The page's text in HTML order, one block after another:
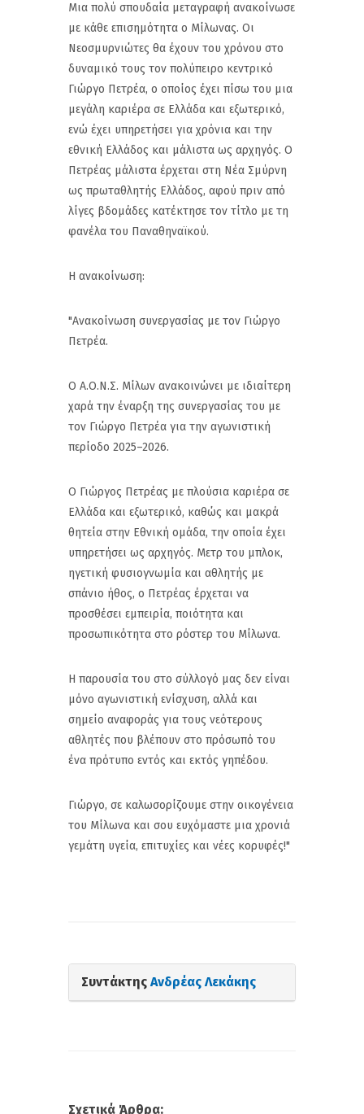
Μια πολύ σπουδαία μεταγραφή ανακοίνωσε
με κάθε επισημότητα ο Μίλωνας. Οι
Νεοσμυρνιώτες θα έχουν του χρόνου στο
δυναμικό τους τον πολύπειρο κεντρικό
Γιώργο Πετρέα, ο οποίος έχει πίσω του μια
μεγάλη καριέρα σε Ελλάδα και εξωτερικό,
ενώ έχει υπηρετήσει για χρόνια και την
εθνική Ελλάδος και μάλιστα ως αρχηγός. Ο
Πετρέας μάλιστα έρχεται στη Νέα Σμύρνη
ως πρωταθλητής Ελλάδος, αφού πριν από
λίγες βδομάδες κατέκτησε τον τίτλο με τη
φανέλα του Παναθηναϊκού.
Η ανακοίνωση:
"Ανακοίνωση συνεργασίας με τον Γιώργο
Πετρέα.
Ο Α.Ο.Ν.Σ. Μίλων ανακοινώνει με ιδιαίτερη
χαρά την έναρξη της συνεργασίας του με
τον Γιώργο Πετρέα για την αγωνιστική
περίοδο 2025–2026.
Ο Γιώργος Πετρέας με πλούσια καριέρα σε
Ελλάδα και εξωτερικό, καθώς και μακρά
θητεία στην Εθνική ομάδα, την οποία έχει
υπηρετήσει ως αρχηγός. Μετρ του μπλοκ,
ηγετική φυσιογνωμία και αθλητής με
σπάνιο ήθος, ο Πετρέας έρχεται να
προσθέσει εμπειρία, ποιότητα και
προσωπικότητα στο ρόστερ του Μίλωνα.
Η παρουσία του στο σύλλογό μας δεν είναι
μόνο αγωνιστική ενίσχυση, αλλά και
σημείο αναφοράς για τους νεότερους
αθλητές που βλέπουν στο πρόσωπό του
ένα πρότυπο εντός και εκτός γηπέδου.
Γιώργο, σε καλωσορίζουμε στην οικογένεια
του Μίλωνα και σου ευχόμαστε μια χρονιά
γεμάτη υγεία, επιτυχίες και νέες κορυφές!"
Συντάκτης Ανδρέας Λεκάκης
Σχετικά Άρθρα: